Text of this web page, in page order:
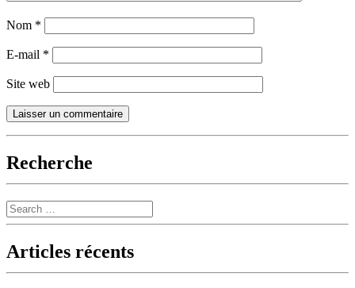
Nom *
E-mail *
Site web
Recherche
Search
Articles récents